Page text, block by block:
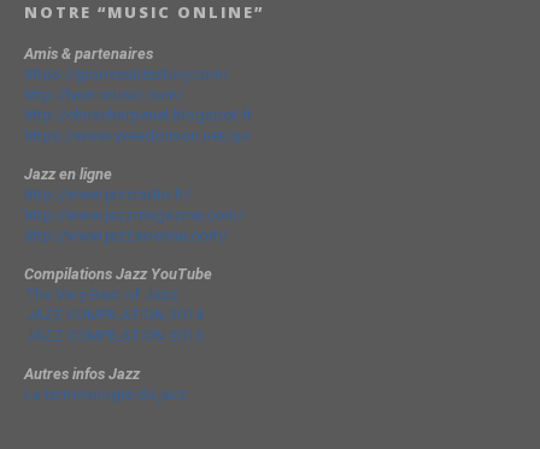
NOTRE “MUSIC ONLINE”
Amis & partenaires
https://groovesidestory.com/
http://lyon-music.com/
http://chrischarpenel.blogspot.fr
https://www.yvesdorison.net/q-r
Jazz en ligne
http://www.jazzradio.fr/
http://www.jazzmagazine.com/
http://www.jazzavienne.com/
Compilations Jazz YouTube
The Very Best of Jazz
JAZZ COMPILATION 2014
JAZZ COMPILATION 2013
Autres infos Jazz
La terminologie du jazz